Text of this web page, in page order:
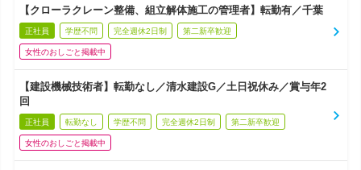
【クローラクレーン整備、組立解体施工の管理者】転勤有／千葉
正社員 学歴不問 完全週休2日制 第二新卒歓迎
女性のおしごと掲載中
【建設機械技術者】転勤なし／清水建設G／土日祝休み／賞与年2
回
正社員 転勤なし 学歴不問 完全週休2日制 第二新卒歓迎
女性のおしごと掲載中